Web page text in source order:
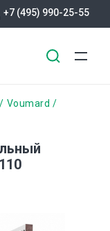
+7 (495) 990-25-55
Voumard